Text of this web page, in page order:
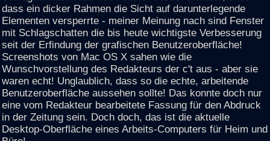
dass ein dicker Rahmen die Sicht auf darunterlegende
Elementen versperrte - meiner Meinung nach sind Fenster
mit Schlagschatten die bis heute wichtigste Verbesserung
seit der Erfindung der grafischen Benutzeroberfläche!
Screenshots von Mac OS X sahen wie die
Wunschvorstellung des Redakteurs der c't aus - aber sie
waren echt! Unglaublich, dass so die echte, arbeitende
Benutzeroberfläche aussehen sollte! Das konnte doch nur
eine vom Redakteur bearbeitete Fassung für den Abdruck
in der Zeitung sein. Doch doch, das ist die aktuelle
Desktop-Oberfläche eines Arbeits-Computers für Heim und